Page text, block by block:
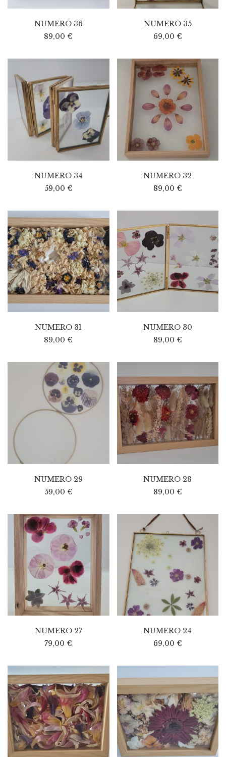
NUMERO 36
89,00 €
NUMERO 35
69,00 €
NUMERO 34
59,00 €
NUMERO 32
89,00 €
NUMERO 31
89,00 €
NUMERO 30
89,00 €
NUMERO 29
59,00 €
NUMERO 28
89,00 €
NUMERO 27
79,00 €
NUMERO 24
69,00 €